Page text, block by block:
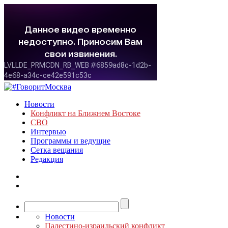
Новости
Конфликт на Ближнем Востоке
СВО
Интервью
Программы и ведущие
Сетка вещания
Редакция
Новости
Палестино-израильский конфликт